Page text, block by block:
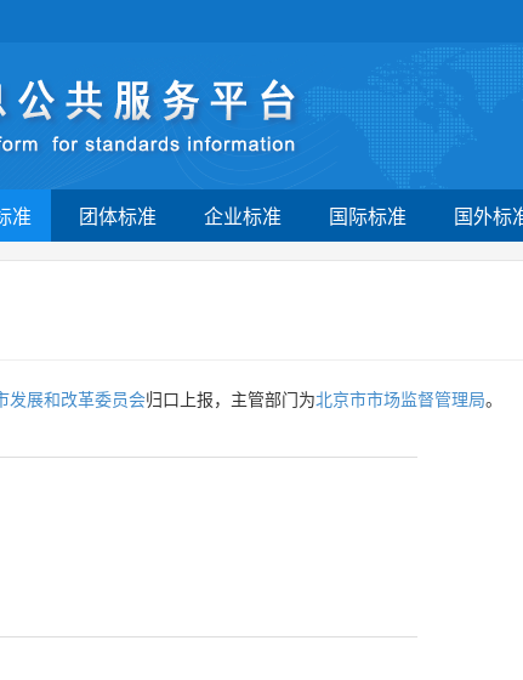
准 团体标准 企业标准 国际标准 国外标
发展和改革委员会归口上报，主管部门为北京市市场监督管理局。